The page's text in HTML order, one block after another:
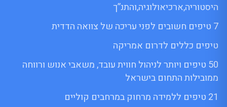
היסטוריה,ארכיאולוגיה,והתנ”ך
7 טיפים חשובים לפני עריכה של צוואה הדדית
טיפים כללים לדרום אמריקה
50 טיפים ויותר לניהול חווית עובד, משאבי אנוש ורווחה
ממובילות התחום בישראל
21 טיפים ללמידה מרחוק במרחבים קוליים